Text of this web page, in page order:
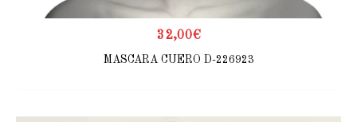
32,00€
MASCARA CUERO D-226923